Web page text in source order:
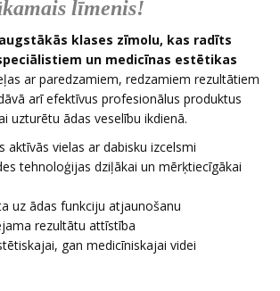
līmenis!
klases zīmolu, kas radīts
un medicīnas estētikas
ar paredzamiem, redzamiem rezultātiem
arī efektīvus profesionālus produktus
uzturētu ādas veselību ikdienā.
aktīvās vielas ar dabisku izcelsmi
tehnoloģijas dziļākai un mērķtiecīgākai
uz ādas funkciju atjaunošanu
rezultātu attīstība
gan medicīniskajai videi